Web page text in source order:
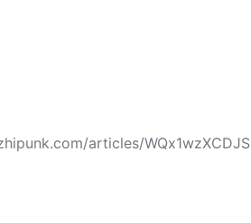
articles/WQx1wzXCDJS